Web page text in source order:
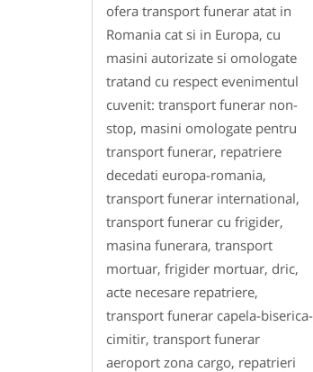
ofera transport funerar atat in
Romania cat si in Europa, cu
masini autorizate si omologate
tratand cu respect evenimentul
cuvenit: transport funerar non-
stop, masini omologate pentru
transport funerar, repatriere
decedati europa-romania,
transport funerar international,
transport funerar cu frigider,
masina funerara, transport
mortuar, frigider mortuar, dric,
acte necesare repatriere,
transport funerar capela-biserica-
cimitir, transport funerar
aeroport zona cargo, repatrieri